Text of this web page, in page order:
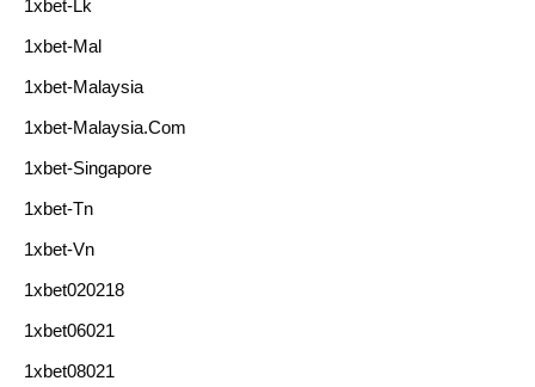
1xbet-Lk
1xbet-Mal
1xbet-Malaysia
1xbet-Malaysia.com
1xbet-Singapore
1xbet-Tn
1xbet-Vn
1xbet020218
1xbet06021
1xbet08021